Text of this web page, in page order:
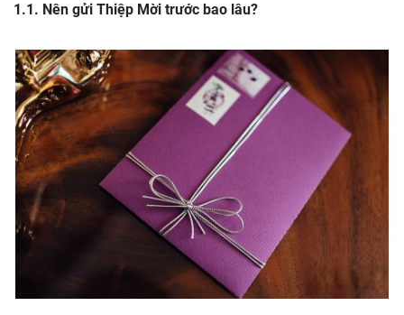
Nên gửi Thiệp Mời trước bao lâu?